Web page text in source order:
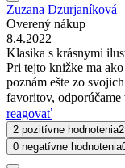
Zuzana Dzurjaníková
Overený nákup
8.4.2022
Klasika s krásnymi
Pri tejto knižke ma
poznám ešte zo
favoritov,
reagovať
2 pozitívne hodnotenia2
0 negatívne hodnotenia